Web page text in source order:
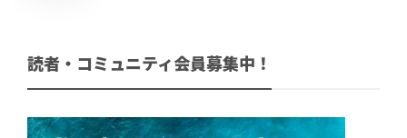
読者・コミュニティ会員募集中！